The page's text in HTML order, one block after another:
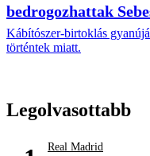
bedrogozhattak
Kábítószer-birtoklás
történtek miatt.
Legolvasottabb
Real Madrid